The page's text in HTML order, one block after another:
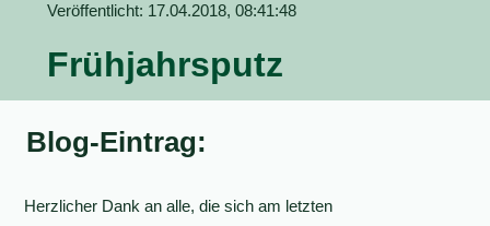
Veröffentlicht: 17.04.2018, 08:41:48
Frühjahrsputz
Blog-Eintrag:
Herzlicher Dank an alle, die sich am letzten